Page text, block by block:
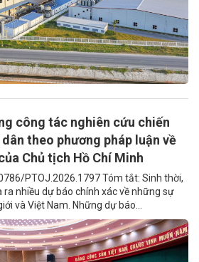
công tác nghiên cứu chiến
dân theo phương pháp luận về
Chủ tịch Hồ Chí Minh
PTOJ.2026.1797 Tóm tắt: Sinh thời,
ra nhiều dự báo chính xác về những sự
và Việt Nam. Những dự báo...